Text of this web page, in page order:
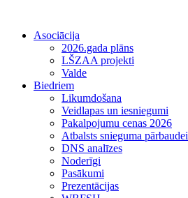
Asociācija
2026.gada plāns
LŠZAA projekti
Valde
Biedriem
Likumdošana
Veidlapas un iesniegumi
Pakalpojumu cenas 2026
Atbalsts snieguma pārbaudei
DNS analīzes
Noderīgi
Pasākumi
Prezentācijas